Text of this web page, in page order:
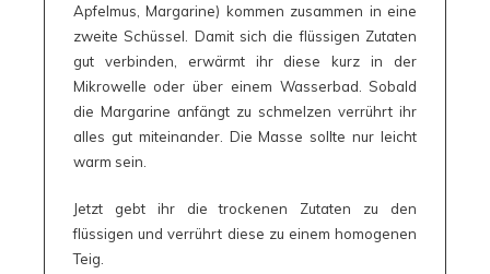
Apfelmus, Margarine) kommen zusammen in eine
zweite Schüssel. Damit sich die flüssigen Zutaten
gut verbinden, erwärmt ihr diese kurz in der
Mikrowelle oder über einem Wasserbad. Sobald
die Margarine anfängt zu schmelzen verrührt ihr
alles gut miteinander. Die Masse sollte nur leicht
warm sein.
Jetzt gebt ihr die trockenen Zutaten zu den
flüssigen und verrührt diese zu einem homogenen
Teig.